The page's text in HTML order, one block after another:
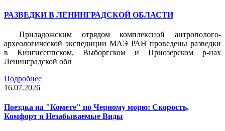
РАЗВЕДКИ В ЛЕНИНГРАДСКОЙ ОБЛАСТИ
Приладожским отрядом комплексной антрополого-
археологической экспедиции МАЭ РАН проведены разведки
в Кингисеппском, Выборгском и Приозерском р-нах
Ленинградской обл
Подробнее
16.07.2026
Поездка на "Комете" по Черному морю: Скорость,
Комфорт и Незабываемые Виды